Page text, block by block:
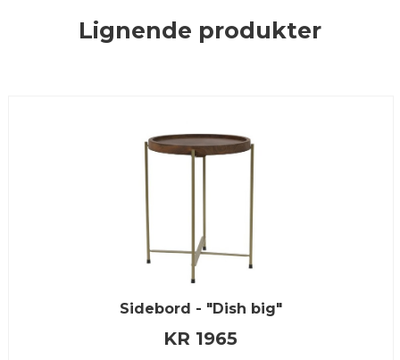
Lignende produkter
Sidebord - "Dish big"
KR 1965